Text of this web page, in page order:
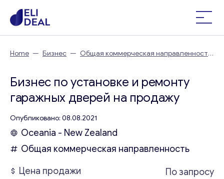
Home — Бизнес — Общая коммерческая направленность
Бизнес по установке и ремонту
гаражных дверей на продажу
Опубликовано: 08.08.2021
Oceania - New Zealand
Общая коммерческая направленность
Цена продажи
По запросу